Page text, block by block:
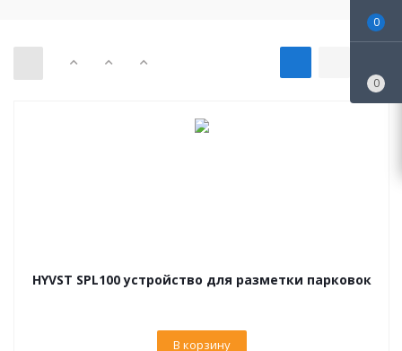
HYVST SPL100 устройство для разметки парковок
В корзину
0
0